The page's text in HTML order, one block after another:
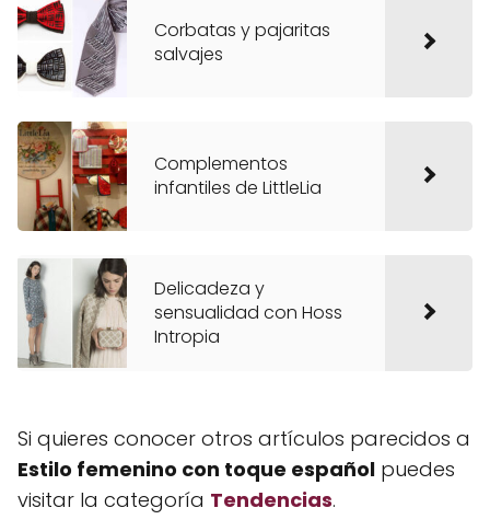
Corbatas y pajaritas
salvajes
Complementos
infantiles de LittleLia
Delicadeza y
sensualidad con Hoss
Intropia
Si quieres conocer otros artículos parecidos a
Estilo femenino con toque español puedes
visitar la categoría Tendencias.